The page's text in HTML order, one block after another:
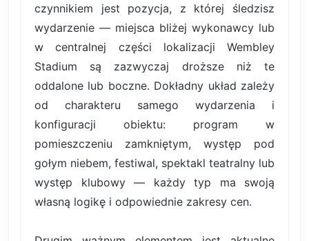
czynnikiem jest pozycja, z której śledzisz
wydarzenie — miejsca bliżej wykonawcy lub
w centralnej części lokalizacji Wembley
Stadium są zazwyczaj droższe niż te
oddalone lub boczne. Dokładny układ zależy
od charakteru samego wydarzenia i
konfiguracji obiektu: program w
pomieszczeniu zamkniętym, występ pod
gołym niebem, festiwal, spektakl teatralny lub
występ klubowy — każdy typ ma swoją
własną logikę i odpowiednie zakresy cen.